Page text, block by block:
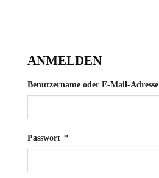
ANMELDEN
Benutzername oder E-Mail-Adresse
Passwort *Erforderlich